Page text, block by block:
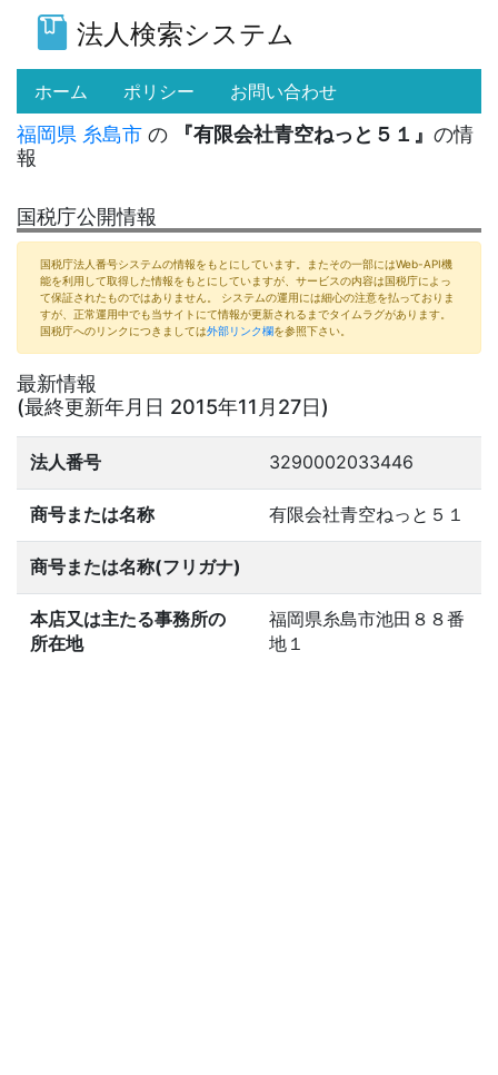
法人検索システム
ホーム (current)
ポリシー お問い合わせ
福岡県 糸島市 の 『有限会社青空ねっと５１』 の情
報
国税庁公開情報
国税庁法人番号システムの情報をもとにしています。またその一部にはWeb-API機
能を利用して取得した情報をもとにしていますが、サービスの内容は国税庁によっ
て保証されたものではありません。 システムの運用には細心の注意を払っておりま
すが、正常運用中でも当サイトにて情報が更新されるまでタイムラグがあります。
国税庁へのリンクにつきましては外部リンク欄を参照下さい。
最新情報
(最終更新年月日 2015年11月27日)
法人番号 3290002033446
商号または名称 有限会社青空ねっと５１
商号または名称(フリガナ)
本店又は主たる事務所の
所在地
福岡県糸島市池田８８番
地１